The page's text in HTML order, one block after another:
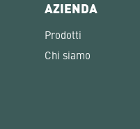
AZIENDA
Prodotti
Chi siamo